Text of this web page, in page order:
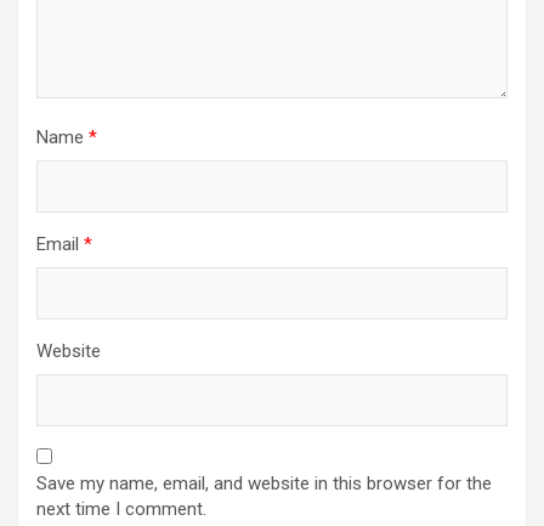
Name *
Email *
Website
Save my name, email, and website in this browser for the
next time I comment.